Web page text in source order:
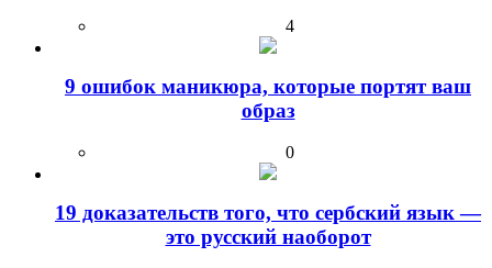
4
9 ошибок маникюра, которые портят ваш
образ
0
19 доказательств того, что сербский язык —
это русский наоборот